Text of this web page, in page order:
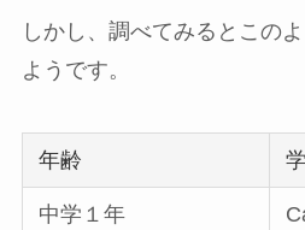
しかし、調べてみるとこの
ようです。
年齢
中学１年